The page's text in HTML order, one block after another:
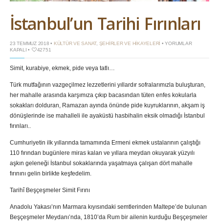
İstanbul’un Tarihi Fırınları
23 TEMMUZ 2018 • KÜLTÜR VE SANAT, ŞEHIRLER VE HIKAYELERI •İSTANBUL’UN
YORUMLAR
KAPALI • 42751
Simit, kurabiye, ekmek, pide veya tatlı…
Türk mutfağının vazgeçilmez lezzetlerini yıllardır sofralarımızla buluşturan,
her mahalle arasında karşımıza çıkıp bacasından tüten enfes kokularla
sokakları dolduran, Ramazan ayında önünde pide kuyruklarının, akşam iş
dönüşlerinde ise mahalleli ile ayaküstü hasbihalin eksik olmadığı İstanbul
fırınları..
Cumhuriyetin ilk yıllarında tamamında Ermeni ekmek ustalarının çalıştığı
110 fırından bugünlere miras kalan ve yıllara meydan okuyarak yüzyılı
aşkın geleneği İstanbul sokaklarında yaşatmaya çalışan dört mahalle
fırınını gelin birlikte keşfedelim.
Tarihî Beşçeşmeler Simit Fırını
Anadolu Yakası’nın Marmara kıyısındaki semtlerinden Maltepe’de bulunan
Beşçeşmeler Meydanı’nda, 1810’da Rum bir ailenin kurduğu Beşçeşmeler